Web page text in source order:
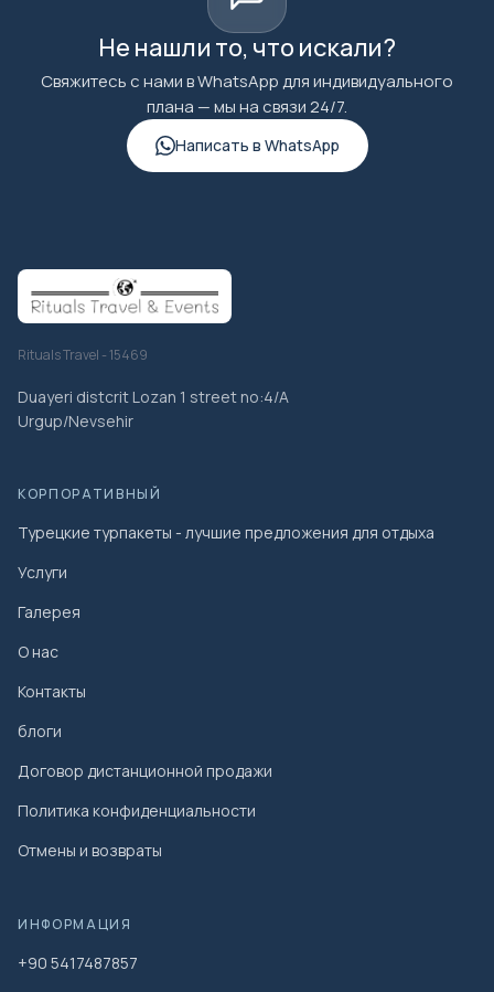
Не нашли то, что искали?
Свяжитесь с нами в WhatsApp для индивидуального
плана — мы на связи 24/7.
Написать в WhatsApp
Rituals Travel - 15469
Duayeri distcrit Lozan 1 street no:4/A
Urgup/Nevsehir
КОРПОРАТИВНЫЙ
Турецкие турпакеты - лучшие предложения для отдыха
Услуги
Галерея
О нас
Контакты
блоги
Договор дистанционной продажи
Политика конфиденциальности
Отмены и возвраты
ИНФОРМАЦИЯ
+90 5417487857